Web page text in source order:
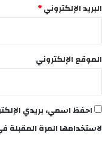
البريد الإلكتروني*
الموقع الإلكتروني
احفظ اسمي، بريدي
لاستخدامها المرة المقبلة